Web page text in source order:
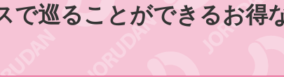
で巡ることができるお得